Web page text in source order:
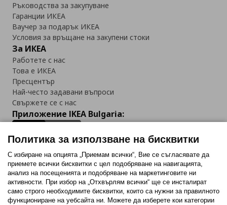
Ръководства за закупуване
Гаранции ИКЕА
Ваучер за подарък ИКЕА
Условия за връщане на закупени стоки
За ИКЕА
Работете с нас
Това е ИКЕА
Пресцентър
Най-често задавани въпроси
Свържете се с нас
Приложение IKEA Bulgaria:
Последвайте ни:
FacebookTwitterYoutubePinterestInstagram
Политика за използване на бисквитки
С избиране на опцията „Приемам всички“, Вие се съгласявате да
приемете всички бисквитки с цел подобряване на навигацията,
анализ на посещенията и подобряване на маркетинговите ни
активности. При избор на „Отхвърлям всички“ ще се инсталират
само строго необходимитe бисквитки, които са нужни за правилното
функциониране на уебсайта ни. Можете да изберете кои категории